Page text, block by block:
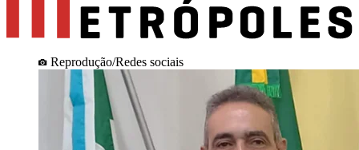
Reprodução/Redes sociais